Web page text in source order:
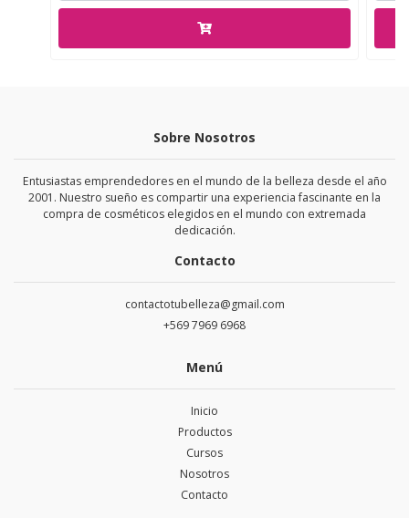
Sobre Nosotros
Entusiastas emprendedores en el mundo de la belleza desde el año
2001. Nuestro sueño es compartir una experiencia fascinante en la
compra de cosméticos elegidos en el mundo con extremada
dedicación.
Contacto
contactotubelleza@gmail.com
+569 7969 6968
Menú
Inicio
Productos
Cursos
Nosotros
Contacto